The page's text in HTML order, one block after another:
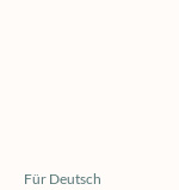
Für Deutsch